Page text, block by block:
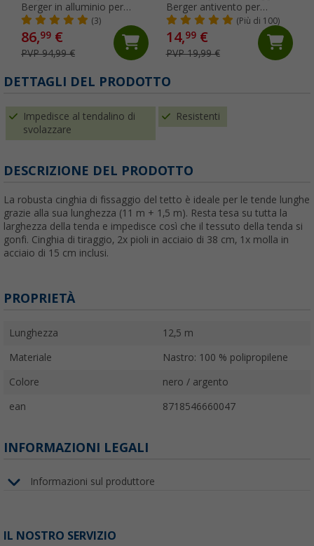
Berger in alluminio per
tendalino Solera Lux II
(3)
86,99 €
PVP 94,99 €
Berger antivento per
tendalini da 12,5 m(Più di 100)
14,99€
PVP 19,99 €
DETTAGLI DEL PRODOTTO
Impedisce al tendalino di
svolazzare
Resistenti
DESCRIZIONE DEL PRODOTTO
La robusta cinghia di fissaggio del tetto è ideale per le tende lunghe
grazie alla sua lunghezza (11 m + 1,5 m). Resta tesa su tutta la
larghezza della tenda e impedisce così che il tessuto della tenda si
gonfi. Cinghia di tiraggio, 2x pioli in acciaio di 38 cm, 1x molla in
acciaio di 15 cm inclusi.
PROPRIETÀ
Lunghezza 12,5 m
Materiale Nastro: 100 % polipropilene
Colore nero / argento
ean 8718546660047
INFORMAZIONI LEGALI
Informazioni sul produttore
IL NOSTRO SERVIZIO